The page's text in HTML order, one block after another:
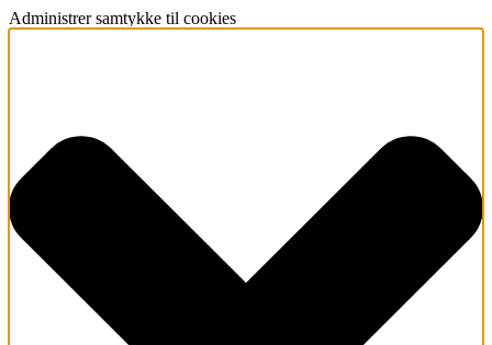
Administrer samtykke til cookies